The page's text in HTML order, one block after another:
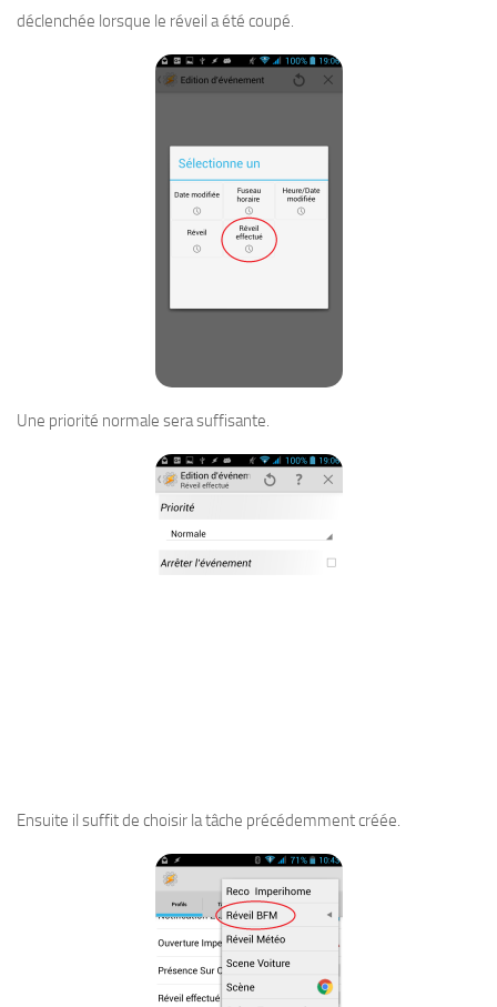
déclenchée lorsque le réveil a été coupé.
Une priorité normale sera suffisante.
Ensuite il suffit de choisir la tâche précédemment créée.